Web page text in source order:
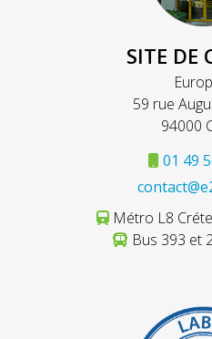
SITE DE
59 rue
94000
01 49
Métro L8
Bus 393 et